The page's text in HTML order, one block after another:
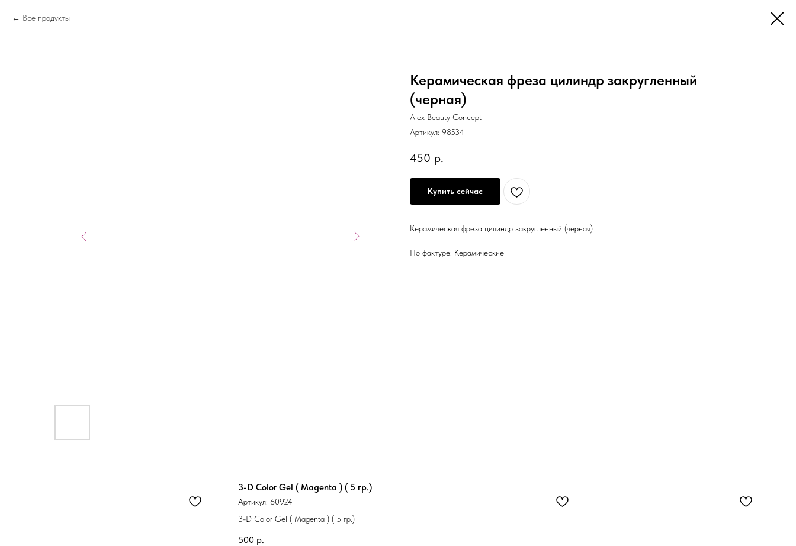
Все продукты
Керамическая фреза цилиндр закругленный
(черная)
Alex Beauty Concept
Артикул: 98534
450 р.
Купить сейчас
Керамическая фреза цилиндр закругленный (черная)
По фактуре: Керамические
3-D Color Gel ( Magenta ) ( 5 гр.)
Артикул: 60924
3-D Color Gel ( Magenta ) ( 5 гр.)
500 р.